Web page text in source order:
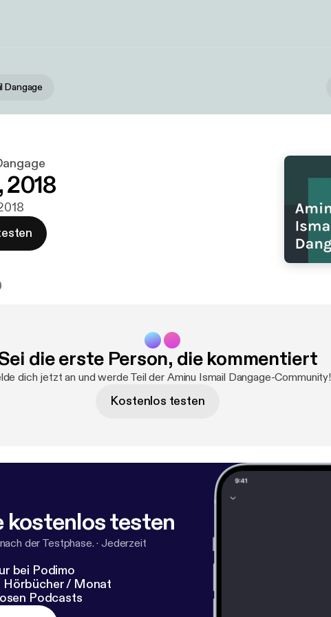
Dangage
2018
die erste Person, die kommentiert
dich jetzt an und werde Teil der Aminu Ismail Dangage-Community!
Kostenlos testen
kostenlos testen
der Testphase. · Jederzeit
bei Podimo
Hörbücher / Monat
Podcasts